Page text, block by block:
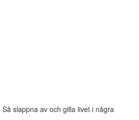
slappna av och gilla livet i några